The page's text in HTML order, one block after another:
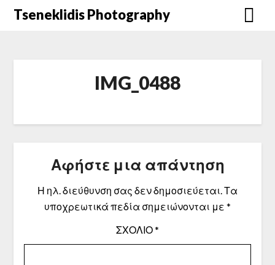
Μετάβαση
Tseneklidis Photography
IMG_0488
Αφήστε μια απάντηση
Η ηλ. διεύθυνση σας δεν δημοσιεύεται.Τα
υποχρεωτικά πεδία σημειώνονται με *
ΣΧΌΛΙΟ*